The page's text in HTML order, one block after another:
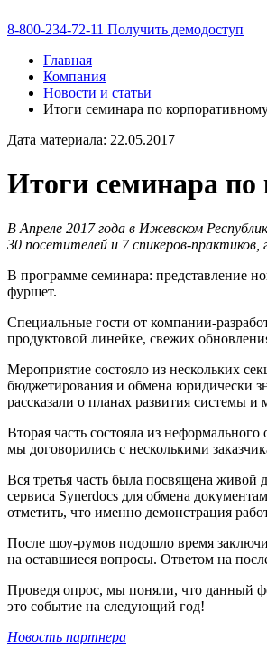
8-800-234-72-11 Получить демодоступ
Главная
Компания
Новости и статьи
Итоги семинара по
Дата материала: 22.05.2017
Итоги семинара по
В Апреле 2017 года в Ижевском
30 посетителей и 7 спикеров-
В программе семинара: представление
фуршет.
Специальные гости от компании-
продуктовой линейке, свежих
Мероприятие состояло из нескольких
бюджетирования и обмена юридически
рассказали о планах развития системы
Вторая часть состояла из
мы договорились с несколькими
Вся третья часть была посвящена
сервиса Synerdocs для обмена
отметить, что именно демонстрация
После шоу-румов подошло время
на оставшиеся вопросы. Ответом на
Проведя опрос, мы поняли, что данный
это событие на следующий год!
Новость партнера